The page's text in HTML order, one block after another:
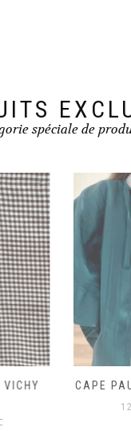
spéciale de
CAPE